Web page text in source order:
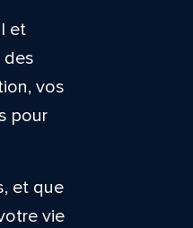
et
des
vos
pour
et que
vie